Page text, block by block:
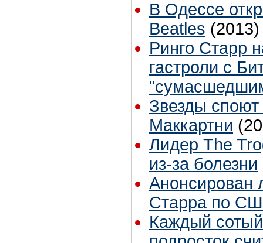
В Одессе
Beatles (2013)
Ринго Старр
гастроли с
Звезды
Маккартни
Лидер The
из-за болезни
Анонсирован
Старра по
Каждый